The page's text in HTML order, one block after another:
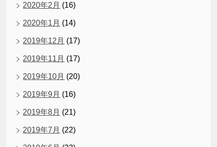
2020年2月 (16)
2020年1月 (14)
2019年12月 (17)
2019年11月 (17)
2019年10月 (20)
2019年9月 (16)
2019年8月 (21)
2019年7月 (22)